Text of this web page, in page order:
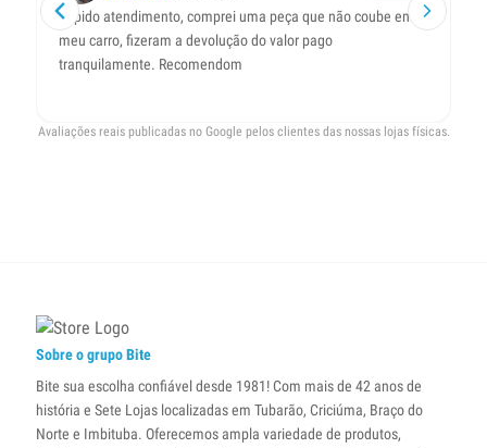
Rápido atendimento, comprei uma peça que não coube em
meu carro, fizeram a devolução do valor pago
tranquilamente. Recomendom
Avaliações reais publicadas no Google pelos clientes das nossas lojas físicas.
Sobre o grupo Bite
Bite sua escolha confiável desde 1981! Com mais de 42 anos de
história e Sete Lojas localizadas em Tubarão, Criciúma, Braço do
Norte e Imbituba. Oferecemos ampla variedade de produtos,